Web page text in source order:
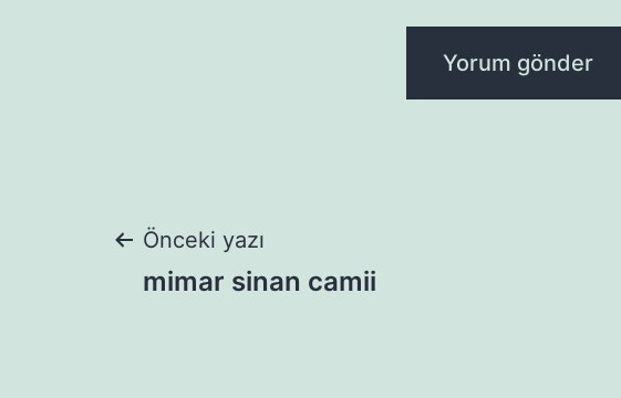
Yazı
Önceki yazı
mimar sinan camii